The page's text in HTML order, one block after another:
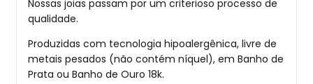
Nossas joias passam por um criterioso processo de
qualidade.
Produzidas com tecnologia hipoalergênica, livre de
metais pesados (não contém níquel), em Banho de
Prata ou Banho de Ouro 18k.